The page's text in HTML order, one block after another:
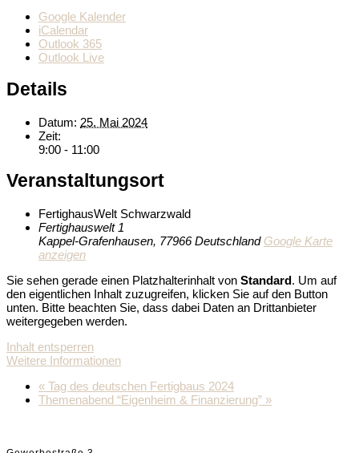
Google Kalender
iCalendar
Outlook 365
Outlook Live
Details
Datum: 25. Mai 2024
Zeit:
9:00 - 11:00
Veranstaltungsort
FertighausWelt Schwarzwald
Fertighauswelt 1
Kappel-Grafenhausen, 77966 Deutschland Google Karte
anzeigen
Sie sehen gerade einen Platzhalterinhalt von Standard. Um auf
den eigentlichen Inhalt zuzugreifen, klicken Sie auf den Button
unten. Bitte beachten Sie, dass dabei Daten an Drittanbieter
weitergegeben werden.
Inhalt entsperren
Weitere Informationen
« Tag des deutschen Fertigbaus 2024
Themenabend “Eigenheim & Finanzierung” »